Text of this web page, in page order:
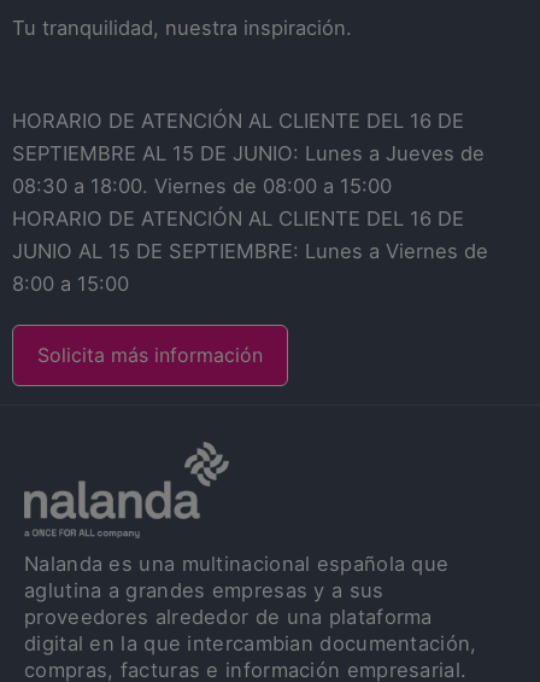
Tu tranquilidad, nuestra inspiración.
HORARIO DE ATENCIÓN AL CLIENTE DEL 16 DE
SEPTIEMBRE AL 15 DE JUNIO: Lunes a Jueves de
08:30 a 18:00. Viernes de 08:00 a 15:00
HORARIO DE ATENCIÓN AL CLIENTE DEL 16 DE
JUNIO AL 15 DE SEPTIEMBRE: Lunes a Viernes de
8:00 a 15:00
Solicita más información
Nalanda es una multinacional española que
aglutina a grandes empresas y a sus
proveedores alrededor de una plataforma
digital en la que intercambian documentación,
compras, facturas e información empresarial.